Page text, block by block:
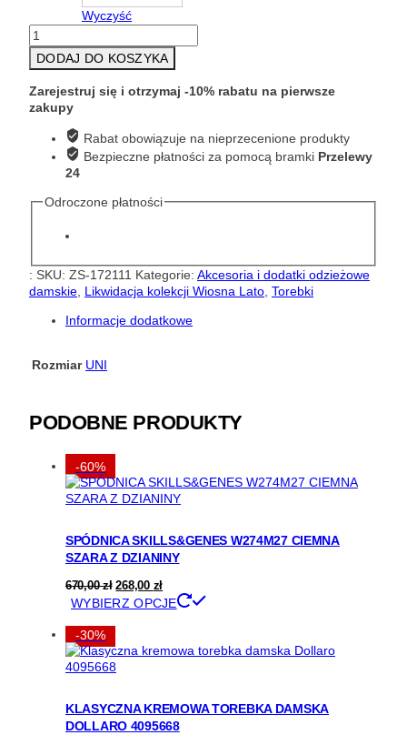
Wyczyść
ilość
TOREBKA
PLECIONA
WOREK
BEŻOWY
4895299
DODAJ DO KOSZYKA
Zarejestruj się i otrzymaj -10% rabatu na pierwsze
zakupy
Rabat obowiązuje na nieprzecenione produkty
Bezpieczne płatności za pomocą bramki Przelewy
24
Odroczone płatności
: SKU: ZS-172111 Kategorie: Akcesoria i dodatki odzieżowe
damskie Likwidacja kolekcji Wiosna Lato Torebki
Informacje dodatkowe
Rozmiar UNI
PODOBNE PRODUKTY
-60%
SPÓDNICA SKILLS&GENES W274M27 CIEMNA
SZARA Z DZIANINY
670,00zł Pierwotna
cena
wynosiła:
670,00 zł.
268,00 złAktualna
cena
wynosi:
WYBIERZ OPCJE
wiele
wybrać
-30%
KLASYCZNA KREMOWA TOREBKA DAMSKA
DOLLARO 4095668